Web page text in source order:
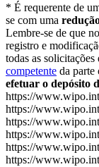
* É requerente de
se com uma
Lembre-se de que
registro e
todas as
competente da parte
efetuar o depósito
https://
https://
https://
https://
https://
https://